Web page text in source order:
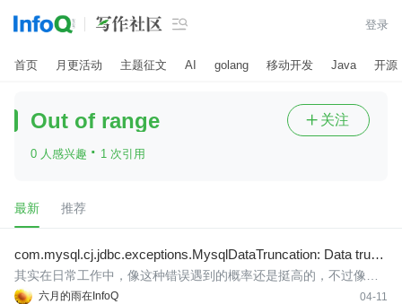
 登录
首页 月更活动 主题征文 AI golang 移动开发 Java 开源
Out of range
0 人感兴趣 · 1 次引用
 关注
最新 推荐
com.mysql.cj.jdbc.exceptions.MysqlDataTruncation: Data trunc
ation: Out of range
六月的雨在InfoQ 04-11
其实在日常工作中，像这种错误遇到的概率还是挺高的，不过像余
额这种字段，能触发数据截断报错，也确实是少见。通常情况下见